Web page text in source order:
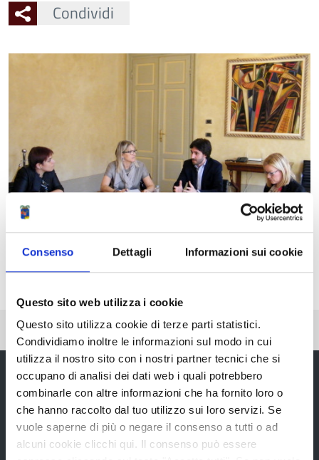
Consenso Dettagli Informazioni sui cookie
Questo sito web utilizza i cookie
Questo sito utilizza cookie di terze parti statistici.
Condividiamo inoltre le informazioni sul modo in cui
utilizza il nostro sito con i nostri partner tecnici che si
occupano di analisi dei dati web i quali potrebbero
combinarle con altre informazioni che ha fornito loro o
che hanno raccolto dal tuo utilizzo sui loro servizi. Se
vuole saperne di più o negare il consenso a tutti o ad
alcuni cookie clicchi qui. Il consenso può essere
Condividi
Ingrandisci
l'immagine
Pubblicato: 05 Marzo 2019
Provincia di Reggio Emilia